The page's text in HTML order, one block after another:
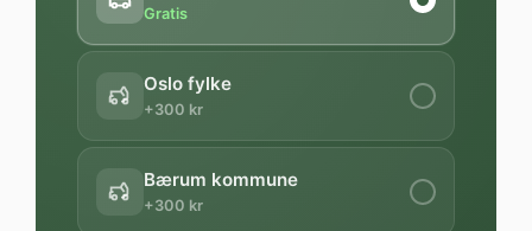
Gratis
Oslo fylke
+300 kr
Bærum kommune
+300 kr